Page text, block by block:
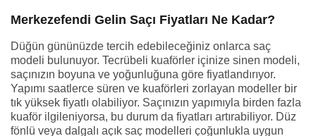
Merkezefendi Gelin Saçı Fiyatları Ne Kadar?
Düğün gününüzde tercih edebileceğiniz onlarca saç
modeli bulunuyor. Tecrübeli kuaförler içinize sinen modeli,
saçınızın boyuna ve yoğunluğuna göre fiyatlandırıyor.
Yapımı saatlerce süren ve kuaförleri zorlayan modeller bir
tık yüksek fiyatlı olabiliyor. Saçınızın yapımıyla birden fazla
kuaför ilgileniyorsa, bu durum da fiyatları artırabiliyor. Düz
fönlü veya dalgalı açık saç modelleri çoğunlukla uygun